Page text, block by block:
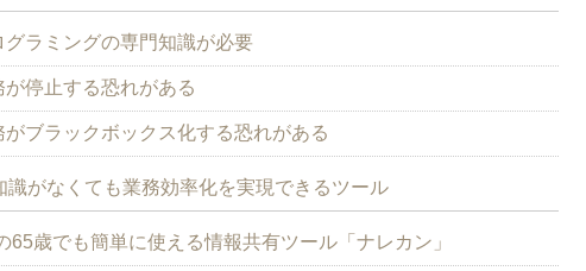
グラミングの専門知識が必要
が停止する恐れがある
がブラックボックス化する恐れがある
識がなくても業務効率化を実現できるツール
65歳でも簡単に使える情報共有ツール「ナレカン」